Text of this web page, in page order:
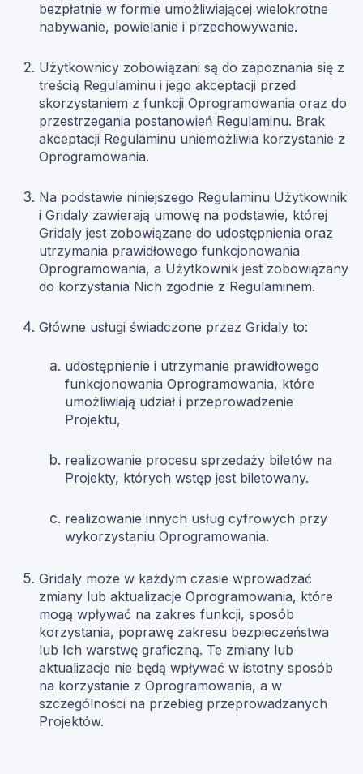
bezpłatnie w formie umożliwiającej wielokrotne
nabywanie, powielanie i przechowywanie.
Użytkownicy zobowiązani są do zapoznania się z
treścią Regulaminu i jego akceptacji przed
skorzystaniem z funkcji Oprogramowania oraz do
przestrzegania postanowień Regulaminu. Brak
akceptacji Regulaminu uniemożliwia korzystanie z
Oprogramowania.
Na podstawie niniejszego Regulaminu Użytkownik
i Gridaly zawierają umowę na podstawie, której
Gridaly jest zobowiązane do udostępnienia oraz
utrzymania prawidłowego funkcjonowania
Oprogramowania, a Użytkownik jest zobowiązany
do korzystania Nich zgodnie z Regulaminem.
Główne usługi świadczone przez Gridaly to:
udostępnienie i utrzymanie prawidłowego
funkcjonowania Oprogramowania, które
umożliwiają udział i przeprowadzenie
Projektu,
realizowanie procesu sprzedaży biletów na
Projekty, których wstęp jest biletowany.
realizowanie innych usług cyfrowych przy
wykorzystaniu Oprogramowania.
Gridaly może w każdym czasie wprowadzać
zmiany lub aktualizacje Oprogramowania, które
mogą wpływać na zakres funkcji, sposób
korzystania, poprawę zakresu bezpieczeństwa
lub Ich warstwę graficzną. Te zmiany lub
aktualizacje nie będą wpływać w istotny sposób
na korzystanie z Oprogramowania, a w
szczególności na przebieg przeprowadzanych
Projektów.